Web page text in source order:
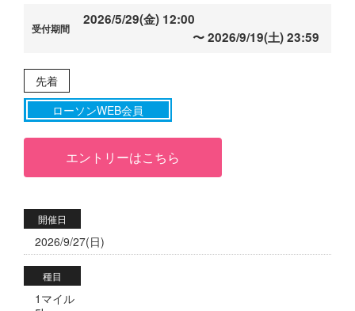
2026/5/29(金) 12:00
2026/9/19(土) 23:59
先着
ローソンWEB会員
エントリーはこちら
開催日
2026/9/27(日)
種目
1マイル